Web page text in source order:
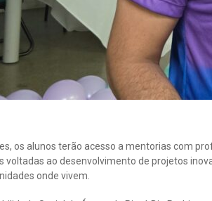
os alunos terão acesso a mentorias com
voltadas ao desenvolvimento de projetos
onde vivem.